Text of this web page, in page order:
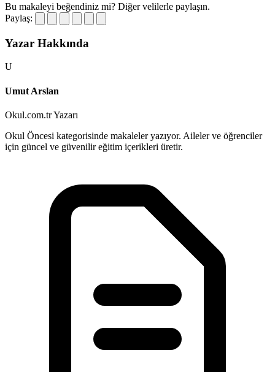
Bu makaleyi beğendiniz mi? Diğer velilerle paylaşın.
Paylaş:
Yazar Hakkında
U
Umut Arslan
Okul.com.tr Yazarı
Okul Öncesi kategorisinde makaleler yazıyor. Aileler ve öğrenciler
için güncel ve güvenilir eğitim içerikleri üretir.